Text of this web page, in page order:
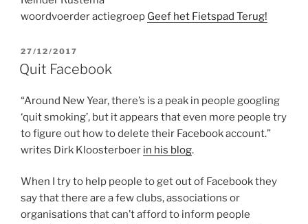
woordvoerder actiegroep Geef het Fietspad Terug!
GEPLAATST
OP
27/12/2017
Quit Facebook
“Around New Year, there’s is a peak in people googling
‘quit smoking’, but it appears that even more people try
to figure out how to delete their Facebook account.”
writes Dirk Kloosterboer in his blog.
When I try to help people to get out of Facebook they
say that there are a few clubs, associations or
organisations that can’t afford to inform people